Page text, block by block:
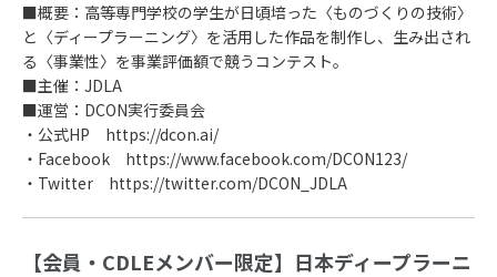
■概要：高等専門学校の学生が日頃培った〈ものづくりの技術〉
と〈ディープラーニング〉を活用した作品を制作し、生み出され
る〈事業性〉を事業評価額で競うコンテスト。
■主催：JDLA
■運営：DCON実行委員会
・公式HP https://dcon.ai/
・Facebook https://www.facebook.com/DCON123/
・Twitter https://twitter.com/DCON_JDLA
【会員・CDLEメンバー限定】日本ディープラーニ